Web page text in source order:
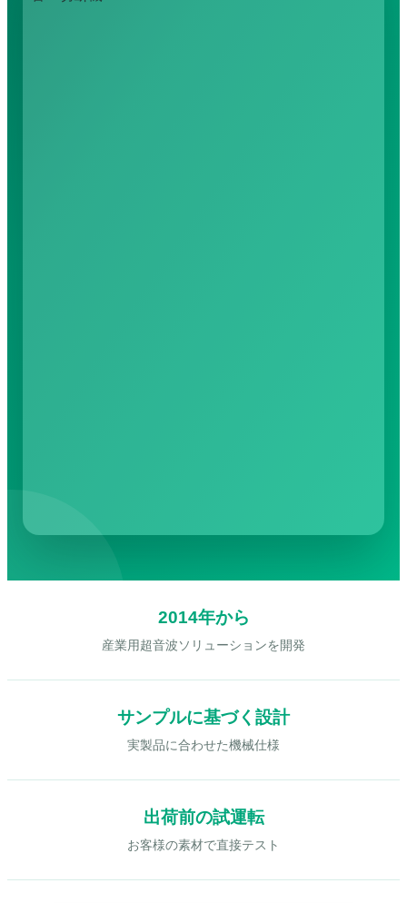
2014年から
産業用超音波ソリューションを開発
サンプルに基づく設計
実製品に合わせた機械仕様
出荷前の試運転
お客様の素材で直接テスト